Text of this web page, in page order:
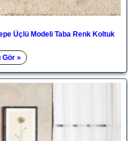
Üçlü Modeli Taba Renk Koltuk
Gör »